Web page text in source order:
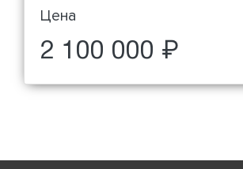
Цена
2 100 000 ₽